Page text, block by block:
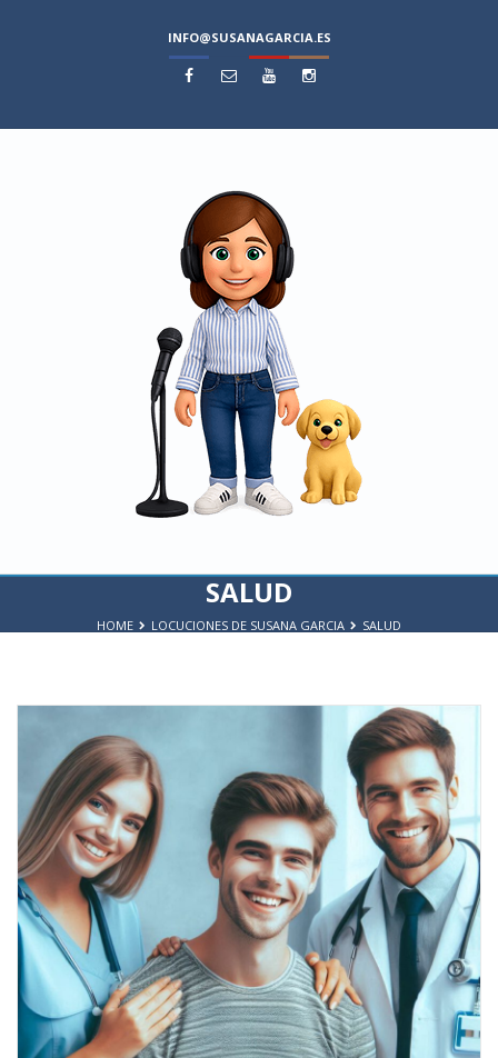
INFO@SUSANAGARCIA.ES
   
SALUD
HOME LOCUCIONES DE SUSANA GARCIA SALUD